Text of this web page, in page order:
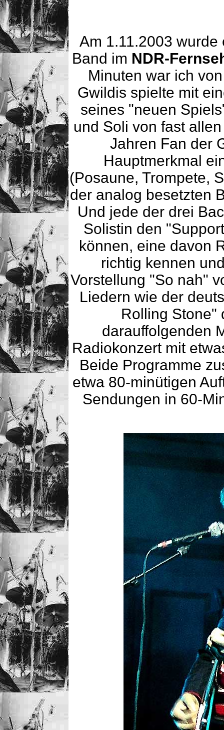
Am 1.11.2003
Band im NDR-
Minuten war ich
Gwildis spielte mit
seines "neuen
und Soli von fast
Jahren Fan der
Hauptmerkmal
(Posaune, Trompete,
der analog besetzten
Und jede der drei
Solistin den
können, eine davon
richtig kennen
Vorstellung "So nah"
Liedern wie der
Rolling Stone"
darauffolgenden
Radiokonzert mit
Beide Programme
etwa 80-minütigen
Sendungen in 60-